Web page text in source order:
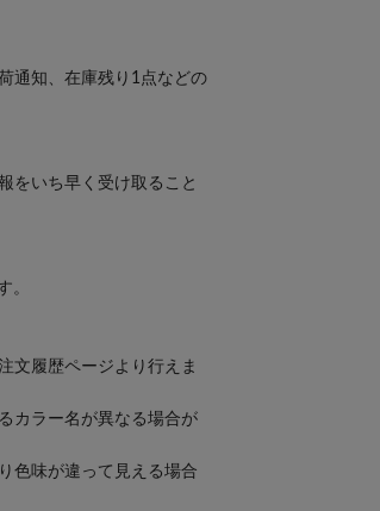
通知、在庫残り1点などの
をいち早く受け取ること
。
文履歴ページより行えま
カラー名が異なる場合が
色味が違って見える場合